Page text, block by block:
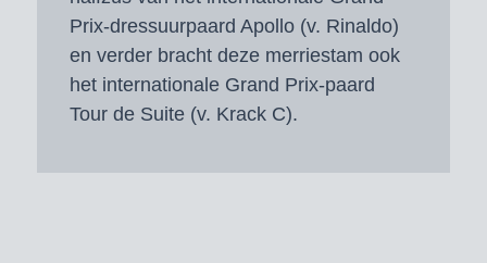
Prix-dressuurpaard Apollo (v. Rinaldo)
en verder bracht deze merriestam ook
het internationale Grand Prix-paard
Tour de Suite (v. Krack C).